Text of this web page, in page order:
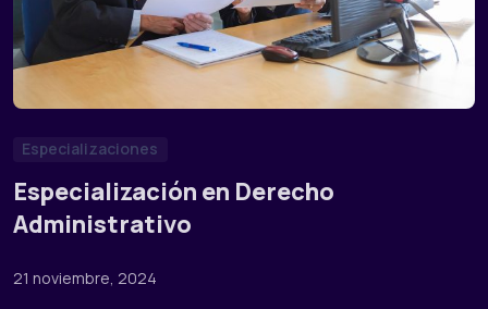
Especializaciones
Especialización en Derecho
Administrativo
21 noviembre, 2024